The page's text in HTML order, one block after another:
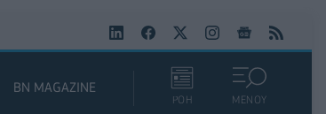
BN MAGAZINE
ΡΟΗ ΜΕΝΟΥ